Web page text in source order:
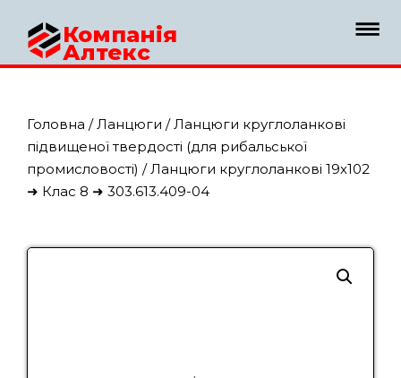
Компанія
Алтекс
Головна /Ланцюги /Ланцюги круглоланкові
підвищеної твердості (для рибальської
промисловості) / Ланцюги круглоланкові 19х102
➜ Клас 8 ➜ 303.613.409-04